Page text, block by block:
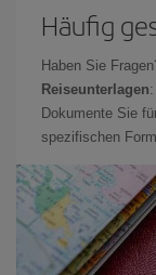
Häufig
Haben Sie
Reiseunterlagen
Dokumente Sie
spezifischen